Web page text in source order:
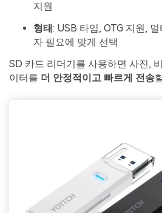
지원
형태: USB 타입, OTG 지원,
자 필요에 맞게 선택
SD 카드 리더기를 사용하면 사진,
이터를 더 안정적이고 빠르게 전송